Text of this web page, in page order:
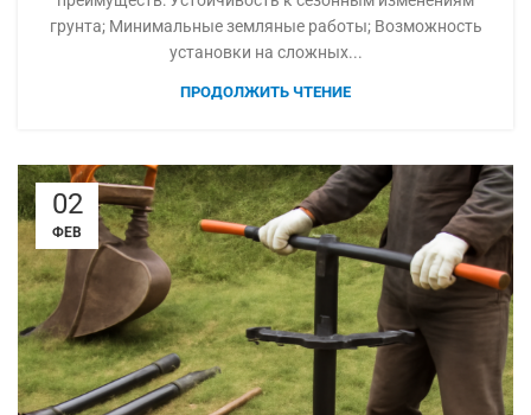
грунта; Минимальные земляные работы; Возможность
установки на сложных...
ПРОДОЛЖИТЬ ЧТЕНИЕ
02
ФЕВ